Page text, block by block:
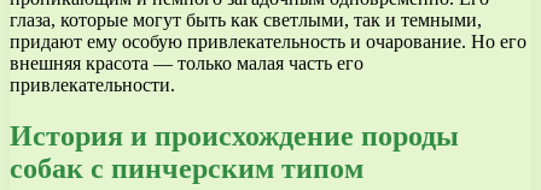
глаза, которые могут быть как светлыми, так и темными,
придают ему особую привлекательность и очарование. Но его
внешняя красота — только малая часть его
привлекательности.
История и происхождение породы
собак с пинчерским типом